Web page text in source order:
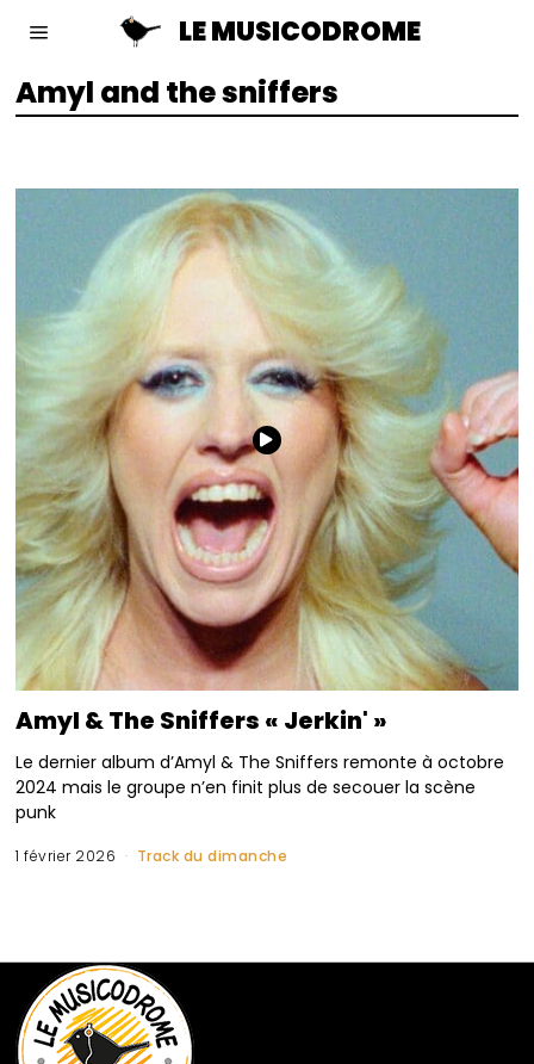
LE MUSICODROME
Amyl and the sniffers
Amyl & The Sniffers « Jerkin' »
Le dernier album d’Amyl & The Sniffers remonte à octobre
2024 mais le groupe n’en finit plus de secouer la scène
punk
1 février 2026 Track du dimanche